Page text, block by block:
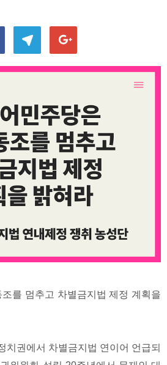
를 멈추고 차별금지법 제정 계획을
치권에서 차별금지법 연이어 언급되